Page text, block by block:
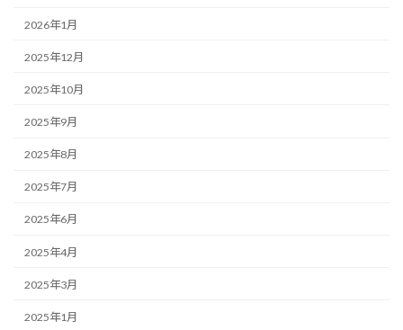
2026年1月
2025年12月
2025年10月
2025年9月
2025年8月
2025年7月
2025年6月
2025年4月
2025年3月
2025年1月